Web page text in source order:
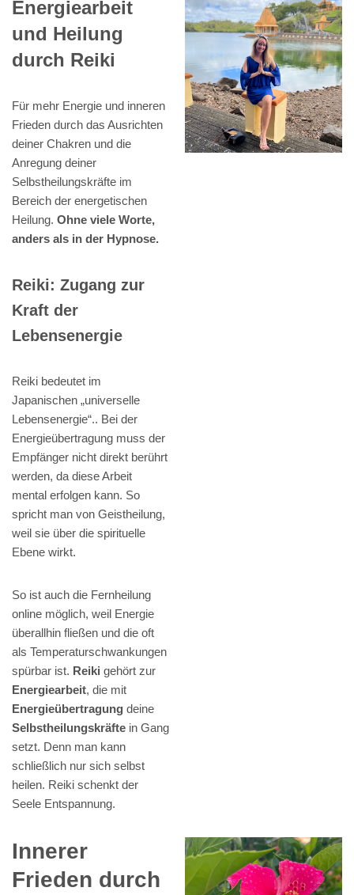
Energiearbeit
und Heilung
durch Reiki
Für mehr Energie und inneren
Frieden durch das Ausrichten
deiner Chakren und die
Anregung deiner
Selbstheilungskräfte im
Bereich der energetischen
Heilung. Ohne viele Worte,
anders als in der Hypnose.
Reiki: Zugang zur
Kraft der
Lebensenergie
Reiki bedeutet im
Japanischen „universelle
Lebensenergie“.. Bei der
Energieübertragung muss der
Empfänger nicht direkt berührt
werden, da diese Arbeit
mental erfolgen kann. So
spricht man von Geistheilung,
weil sie über die spirituelle
Ebene wirkt.
So ist auch die Fernheilung
online möglich, weil Energie
überallhin fließen und die oft
als Temperaturschwankungen
spürbar ist. Reiki gehört zur
Energiearbeit, die mit
Energieübertragung deine
Selbstheilungskräfte in Gang
setzt. Denn man kann
schließlich nur sich selbst
heilen. Reiki schenkt der
Seele Entspannung.
Innerer
Frieden durch